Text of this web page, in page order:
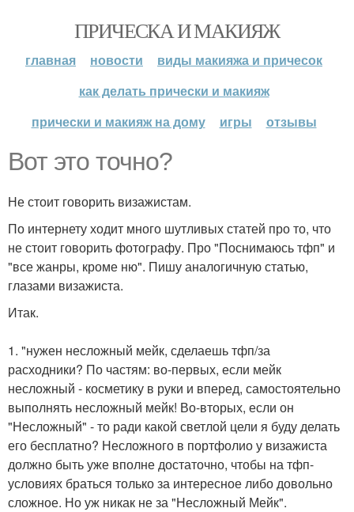
ПРИЧЕСКА И МАКИЯЖ
главная новости
виды макияжа и причесок
как делать прически и макияж
прически и макияж на дому
игры отзывы
Вот это точно?
Не стоит говорить визажистам.
По интернету ходит много шутливых статей про то, что
не стоит говорить фотографу. Про "Поснимаюсь тфп" и
"все жанры, кроме ню". Пишу аналогичную статью,
глазами визажиста.
Итак.
1. "нужен несложный мейк, сделаешь тфп/за
расходники? По частям: во-первых, если мейк
несложный - косметику в руки и вперед, самостоятельно
выполнять несложный мейк! Во-вторых, если он
"Несложный" - то ради какой светлой цели я буду делать
его бесплатно? Несложного в портфолио у визажиста
должно быть уже вполне достаточно, чтобы на тфп-
условиях браться только за интересное либо довольно
сложное. Но уж никак не за "Несложный Мейк".